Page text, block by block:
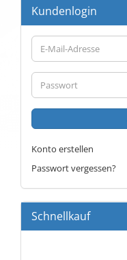
Kundenlogin
E-
Mail-
Adresse
Passwort
Konto erstellen
Passwort vergessen?
Schnellkauf